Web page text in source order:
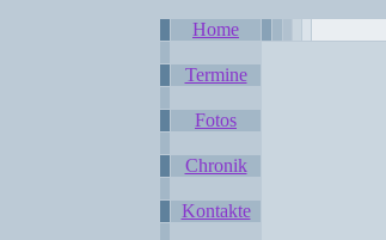
Home
Termine
Fotos
Chronik
Kontakte